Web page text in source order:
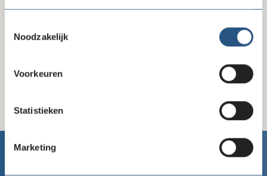
Noodzakelijk
Voorkeuren
Statistieken
Marketing
01 juni 2021